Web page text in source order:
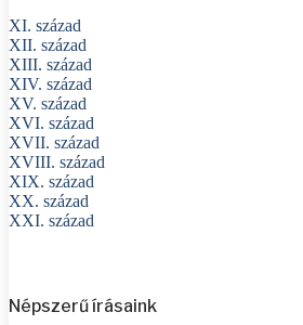
XI. század
XII. század
XIII. század
XIV. század
XV. század
XVI. század
XVII. század
XVIII. század
XIX. század
XX. század
XXI. század
Népszerű írásaink